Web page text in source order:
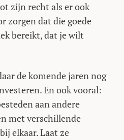
zijn recht als er ook
zorgen dat die goede
bereikt, dat je wilt
de komende jaren nog
En ook vooral:
aan andere
met verschillende
elkaar. Laat ze